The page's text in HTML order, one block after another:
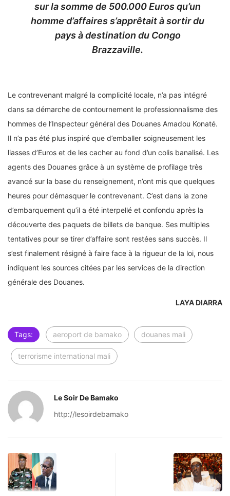
sur la somme de 500.000 Euros qu’un
homme d’affaires s’apprêtait à sortir du
pays à destination du Congo
Brazzaville.
Le contrevenant malgré la complicité locale, n’a pas intégré
dans sa démarche de contournement le professionnalisme des
hommes de l’Inspecteur général des Douanes Amadou Konaté.
Il n’a pas été plus inspiré que d’emballer soigneusement les
liasses d’Euros et de les cacher au fond d’un colis banalisé. Les
agents des Douanes grâce à un système de profilage très
avancé sur la base du renseignement, n’ont mis que quelques
heures pour démasquer le contrevenant. C’est dans la zone
d’embarquement qu’il a été interpellé et confondu après la
découverte des paquets de billets de banque. Ses multiples
tentatives pour se tirer d’affaire sont restées sans succès. Il
s’est finalement résigné à faire face à la rigueur de la loi, nous
indiquent les sources citées par les services de la direction
générale des Douanes.
LAYA DIARRA
Tags: aeroport de bamako douanes mali
terrorisme international mali
Le Soir De Bamako
http://lesoirdebamako